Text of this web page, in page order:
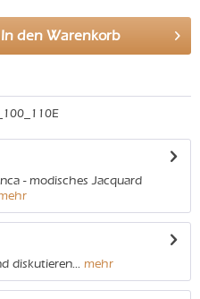
In den Warenkorb
- modisches Jacquard
diskutieren... mehr